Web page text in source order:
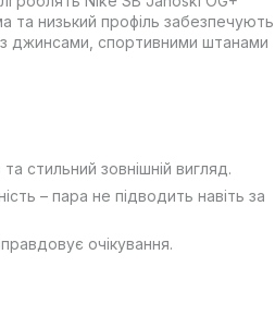
та низький профіль забезпечують
з джинсами, спортивними штанами
стильний зовнішній вигляд.
– пара не підводить навіть за
очікування.